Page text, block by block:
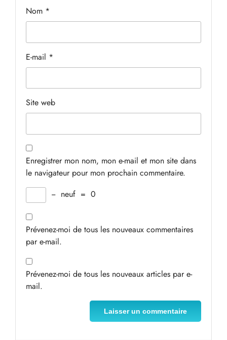
Nom *
E-mail *
Site web
Enregistrer mon nom, mon e-mail et mon site dans
le navigateur pour mon prochain commentaire.
− neuf = 0
Prévenez-moi de tous les nouveaux commentaires
par e-mail.
Prévenez-moi de tous les nouveaux articles par e-
mail.